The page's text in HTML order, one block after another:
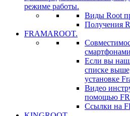
режиме работы.
Виды Root
Получения
FRAMAROOT.
Если вы
списке
установке
Видео
помощью
Ссылки на